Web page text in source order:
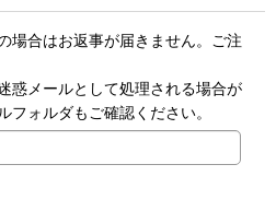
場合はお返事が届きません。ご注
惑メールとして処理される場合が
フォルダもご確認ください。